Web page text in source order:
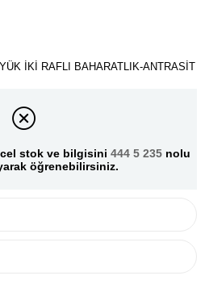
İKİ RAFLI BAHARATLIK-ANTRASİT
stok ve bilgisini 444 5 235 nolu
öğrenebilirsiniz.